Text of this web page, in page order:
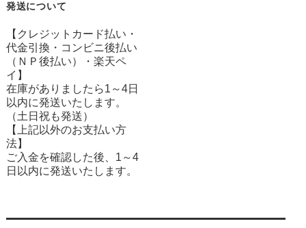
発送について
【クレジットカード払い・
代金引換・コンビニ後払い
（ＮＰ後払い）・楽天ペ
イ】
在庫がありましたら1～4日
以内に発送いたします。
（土日祝も発送）
【上記以外のお支払い方
法】
ご入金を確認した後、1～4
日以内に発送いたします。